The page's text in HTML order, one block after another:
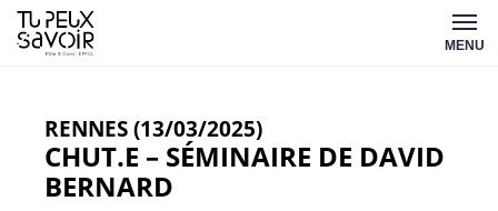
Aller
au
MENU
RENNES (13/03/2025)
CHUT.E – SÉMINAIRE DE DAVID
BERNARD